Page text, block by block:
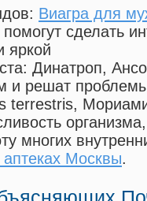
Виагра для
сделать
яркой
: Динатроп,
и решат
terrestris,
многих
Москвы.